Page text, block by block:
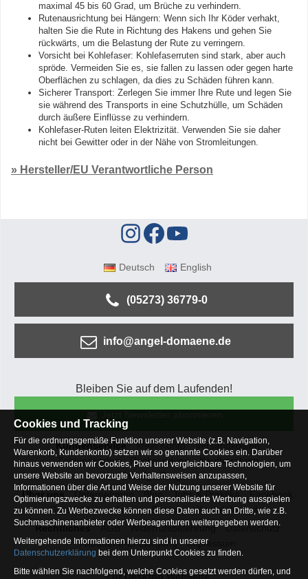
maximal 45 bis 60 Grad, um Brüche zu verhindern.
Rutenausrichtung bei Hängern: Wenn sich Ihr Köder verhakt,
halten Sie die Rute in Richtung des Hakens und gehen Sie
rückwärts, um die Belastung der Rute zu verringern.
Vorsicht bei Kohlefaser: Kohlefaserruten sind stark, aber auch
spröde. Vermeiden Sie es, sie fallen zu lassen oder gegen harte
Oberflächen zu schlagen, da dies zu Schäden führen kann.
Sicherer Transport: Zerlegen Sie immer Ihre Rute und legen Sie
sie während des Transports in eine Schutzhülle, um Schäden
durch äußere Einflüsse zu verhindern.
Kohlefaser-Ruten leiten Elektrizität. Verwenden Sie sie daher
nicht bei Gewitter oder in der Nähe von Stromleitungen.
» Hersteller/EU Verantwortliche Person
Deutsch English
(05273) 36779-0
info@angel-domaene.de
Bleiben Sie auf dem Laufenden!
Kundenservice Mein Konto
Versandkosten
Zahlungsarten
Rücksendung
Kaufberatung
Häufige Fragen
Über uns
Unternehmen Blog Jobs & Praktika
Facebook
Osterfeldsee
Archiv Sitemap
Kontaktformular
Rechtliches
AGB Widerrufsbelehrung
Datenschutz
Altbatterie-Entsorgung
Impressum
Zur Desktop Webseite
Cookies und Tracking
Für die ordnungsgemäße Funktion unserer Website (z.B. Navigation,
Warenkorb, Kundenkonto) setzen wir so genannte Cookies ein. Darüber
hinaus verwenden wir Cookies, Pixel und vergleichbare Technologien, um
unsere Website an bevorzugte Verhaltensweisen anzupassen,
Informationen über die Art und Weise der Nutzung unserer Website für
Optimierungszwecke zu erhalten und personalisierte Werbung ausspielen
zu können. Zu Werbezwecke können diese Daten auch an Dritte, wie z.B.
Suchmaschinenanbieter oder Werbeagenturen weitergegeben werden.
Weitergehende Informationen hierzu sind in unserer
Datenschutzerklärung bei dem Unterpunkt Cookies zu finden.
Bitte wählen Sie nachfolgend, welche Cookies gesetzt werden dürfen, und